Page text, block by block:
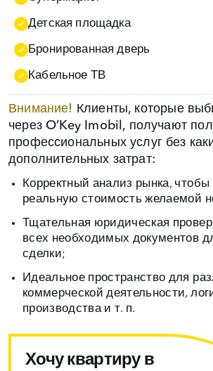
Детская площадка
Бронированная дверь
Кабельное ТВ
Внимание!
Клиенты, которые
через O’Key Imobil, получают
профессиональных услуг без
дополнительных затрат:
Корректный анализ рынка, чтобы
реальную стоимость желаемой
Тщательная юридическая
всех необходимых документов
сделки;
Идеальное пространство для
коммерческой деятельности,
производства и т. п.
Хочу квартиру в